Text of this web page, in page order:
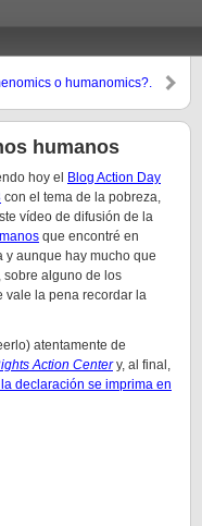
o humanomics?.
corroen
humanos
hoy el
Blog Action Day
con el tema de la pobreza,
vídeo de difusión de la
que encontré en
y aunque hay mucho que
sobre alguno de los
vale la pena recordar la
atentamente de
Action Centery, al final,
declaración se imprima en